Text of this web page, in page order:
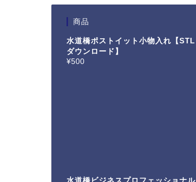
商品
水道橋ポストイット小物入れ【STL
ダウンロード】
¥500
水道橋ビジネスプロフェッショナル